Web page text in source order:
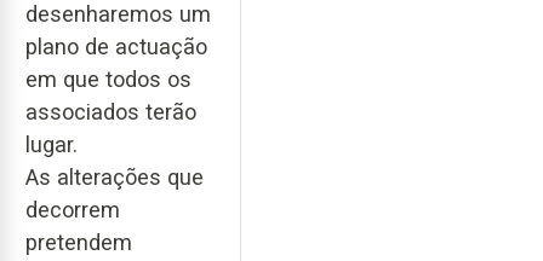
desenharemos um
plano de actuação
em que todos os
associados terão
lugar.
As alterações que
decorrem
pretendem